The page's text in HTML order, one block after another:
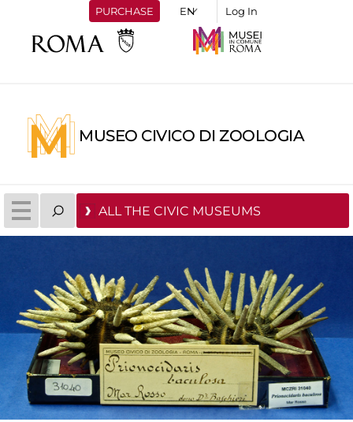
PURCHASE Log In
MUSEO CIVICO DI ZOOLOGIA
ALL THE CIVIC MUSEUMS